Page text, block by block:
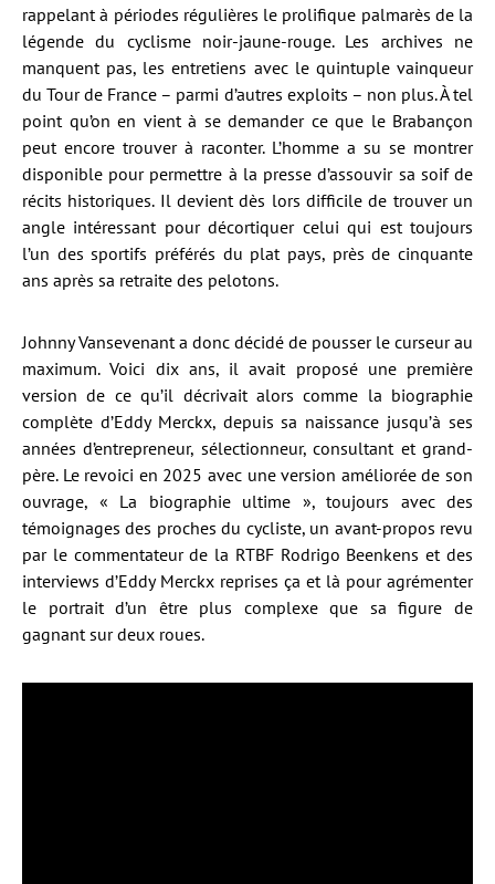
rappelant à périodes régulières le prolifique palmarès de la
légende du cyclisme noir-jaune-rouge. Les archives ne
manquent pas, les entretiens avec le quintuple vainqueur
du Tour de France – parmi d’autres exploits – non plus. À tel
point qu’on en vient à se demander ce que le Brabançon
peut encore trouver à raconter. L’homme a su se montrer
disponible pour permettre à la presse d’assouvir sa soif de
récits historiques. Il devient dès lors difficile de trouver un
angle intéressant pour décortiquer celui qui est toujours
l’un des sportifs préférés du plat pays, près de cinquante
ans après sa retraite des pelotons.
Johnny Vansevenant a donc décidé de pousser le curseur au
maximum. Voici dix ans, il avait proposé une première
version de ce qu’il décrivait alors comme la biographie
complète d’Eddy Merckx, depuis sa naissance jusqu’à ses
années d’entrepreneur, sélectionneur, consultant et grand-
père. Le revoici en 2025 avec une version améliorée de son
ouvrage, « La biographie ultime », toujours avec des
témoignages des proches du cycliste, un avant-propos revu
par le commentateur de la RTBF Rodrigo Beenkens et des
interviews d’Eddy Merckx reprises ça et là pour agrémenter
le portrait d’un être plus complexe que sa figure de
gagnant sur deux roues.